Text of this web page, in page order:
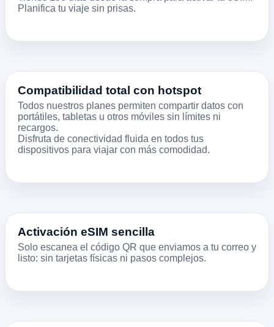
Planifica tu viaje sin prisas.
Compatibilidad total con hotspot
Todos nuestros planes permiten compartir datos con
portátiles, tabletas u otros móviles sin límites ni
recargos.
Disfruta de conectividad fluida en todos tus
dispositivos para viajar con más comodidad.
Activación eSIM sencilla
Solo escanea el código QR que enviamos a tu correo y
listo: sin tarjetas físicas ni pasos complejos.